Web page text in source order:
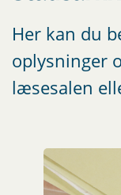
Her kan du
oplysninger
læsesalen